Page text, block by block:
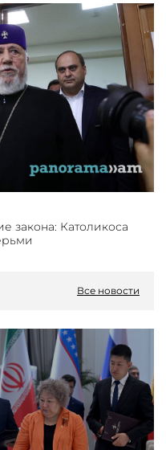
закона: Католикоса
Все новости